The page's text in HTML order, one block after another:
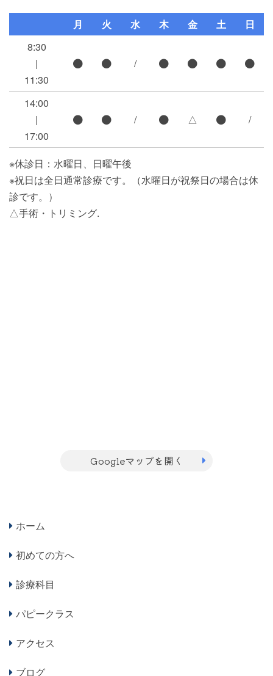
月 火 水 木 金 土
日
8:30
|
11:30
/
14:00
|
17:00
/ △ /
※休診日：水曜日、日曜午後
※祝日は全日通常診療です。（水曜日が祝祭日の場合は休
診です。）
△手術・トリミング.
Googleマップを開く
ホーム
初めての方へ
診療科目
パピークラス
アクセス
ブログ